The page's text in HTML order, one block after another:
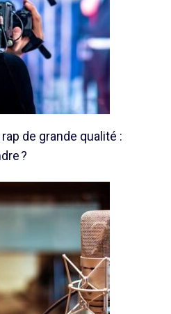
de grande qualité :
?